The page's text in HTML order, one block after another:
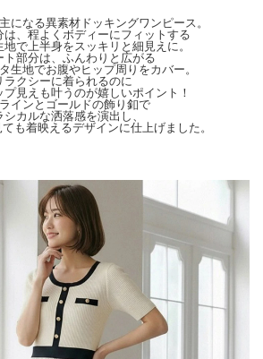
ブラック
サイズとなりますので測り方により誤差が出る場合が
ー環境により若干の誤差が出ます。 ライティングや
り画像のカラーに違いある場合、物撮り画像の方が実
になる異素材ドッキングワンピース。
は、程よくボディーにフィットする
地で上半身をスッキリと細見えに。
ト部分は、ふんわりと広がる
生地でお腹やヒップ周りをカバー。
ラクシーに着られるのに
プ見えも叶うのが嬉しいポイント！
インとゴールドの飾り釦で
シカルな洒落感を演出し、
も着映えるデザインに仕上げました。